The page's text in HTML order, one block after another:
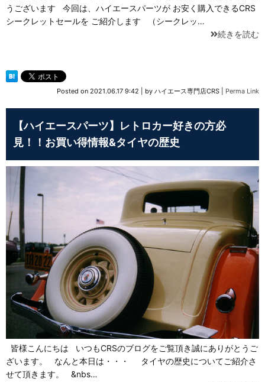
うございます 今回は、ハイエースパーツが お安く購入できるCRS
シークレットセールを ご紹介します （シークレッ…
続きを読む
Posted on 2021.06.17 9:42 by ハイエース専門店CRS Perma Link
【ハイエースパーツ】レトロカー好きの方必
見！！お買い得情報&タイヤの歴史
皆様こんにちは いつもCRSのブログをご覧頂き誠にありがとうご
ざいます。 なんと本日は・・・ タイヤの歴史についてご紹介さ
せて頂きます。 &nbs…